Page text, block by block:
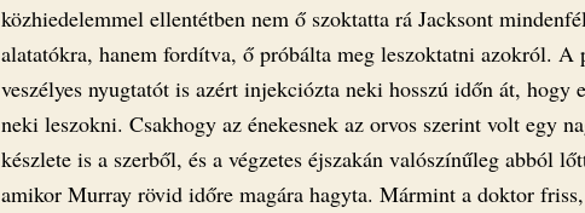
közhiedelemmel ellentétben nem ő szoktatta rá Jacksont
alatatókra, hanem fordítva, ő próbálta meg leszoktatni azokról. A
veszélyes nyugtatót is azért injekciózta neki hosszú időn át, hogy
neki leszokni. Csakhogy az énekesnek az orvos szerint volt egy
készlete is a szerből, és a végzetes éjszakán valószínűleg abból
amikor Murray rövid időre magára hagyta. Mármint a doktor